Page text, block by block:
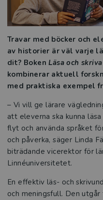
Hitta läsflyt
ordförrådet
Grunderna i
Kraften i den
Läsning och
med litteratur
Elevhälsan i
Räkna med
och skola
Travar med böcker och
av historier är väl varje
dit? BokenLäsa och skriva
kombinerar aktuell
med praktiska exempel
– Vi vill ge lärare
att eleverna ska kunna
flyt och använda språket
och påverka, säger Linda
biträdande vicerektor för
Linnéuniversitetet.
En effektiv läs- och
och meningsfull. Den